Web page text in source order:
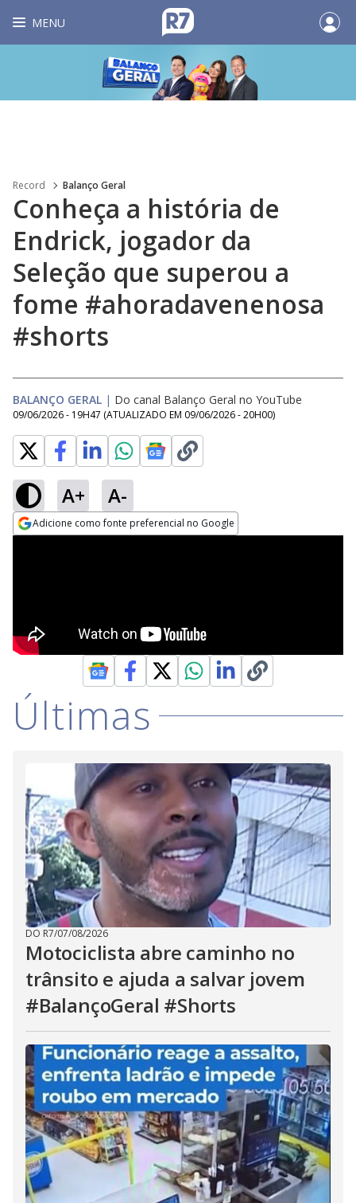
MENU
Record Balanço Geral
Conheça a história de
Endrick, jogador da
Seleção que superou a
fome #ahoradavenenosa
#shorts
BALANÇO GERAL | Do canal Balanço Geral no YouTube
09/06/2026 - 19H47 (ATUALIZADO EM 09/06/2026 - 20H00)
A+ A-
Adicione como fonte preferencial no Google
Últimas
DO R7/07/08/2026
Motociclista abre caminho no
trânsito e ajuda a salvar jovem
#BalançoGeral #Shorts